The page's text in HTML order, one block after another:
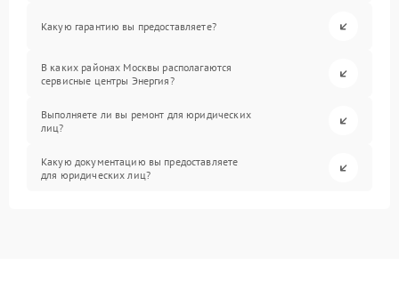
Какую гарантию вы предоставляете?
В каких районах Москвы располагаются
сервисные центры Энергия?
Выполняете ли вы ремонт для юридических
лиц?
Какую документацию вы предоставляете
для юридических лиц?